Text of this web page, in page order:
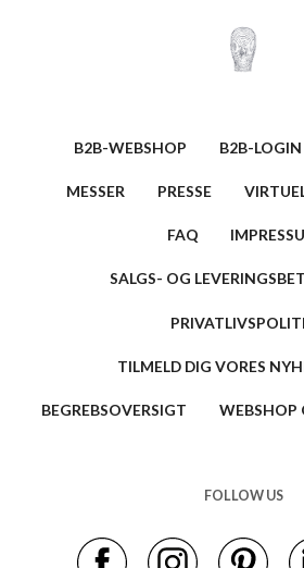
B2B-WEBSHOP B2B-LOGIN
MESSER PRESSE
FAQ
SALGS- OG
TILMELD DIG VORES
BEGREBSOVERSIGT WEBSHOP
FOLLOW US